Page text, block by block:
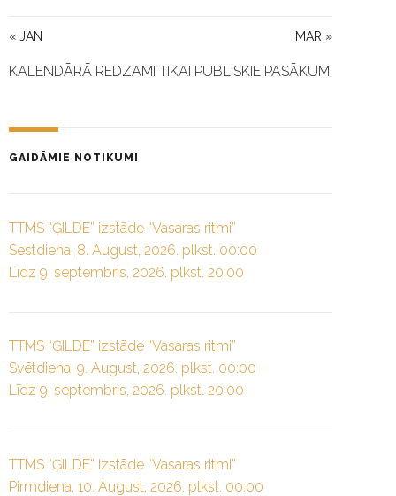
« JAN MAR »
KALENDĀRĀ REDZAMI TIKAI PUBLISKIE PASĀKUMI
GAIDĀMIE NOTIKUMI
TTMS “ĢILDE” izstāde “Vasaras ritmi”
Sestdiena, 8. August, 2026. plkst. 00:00
Līdz 9. septembris, 2026. plkst. 20:00
TTMS “ĢILDE” izstāde “Vasaras ritmi”
Svētdiena, 9. August, 2026. plkst. 00:00
Līdz 9. septembris, 2026. plkst. 20:00
TTMS “ĢILDE” izstāde “Vasaras ritmi”
Pirmdiena, 10. August, 2026. plkst. 00:00